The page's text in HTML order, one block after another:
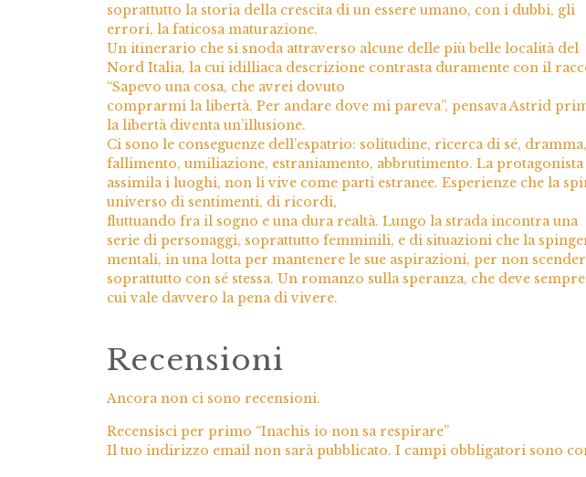
soprattutto la storia della crescita di un essere umano, con i dubbi, gli
errori, la faticosa maturazione.
Un itinerario che si snoda attraverso alcune delle più belle località del
Nord Italia, la cui idilliaca descrizione contrasta duramente con il
“Sapevo una cosa, che avrei dovuto
comprarmi la libertà. Per andare dove mi pareva”, pensava Astrid
la libertà diventa un’illusione.
Ci sono le conseguenze dell’espatrio: solitudine, ricerca di sé, dramma,
fallimento, umiliazione, estraniamento, abbrutimento. La protagonista
assimila i luoghi, non li vive come parti estranee. Esperienze che la
universo di sentimenti, di ricordi,
fluttuando fra il sogno e una dura realtà. Lungo la strada incontra una
serie di personaggi, soprattutto femminili, e di situazioni che la
mentali, in una lotta per mantenere le sue aspirazioni, per non
soprattutto con sé stessa. Un romanzo sulla speranza, che deve
cui vale davvero la pena di vivere.
Recensioni
Ancora non ci sono recensioni.
Recensisci per primo “Inachis io non sa respirare”
Il tuo indirizzo email non sarà pubblicato. I campi obbligatori sono